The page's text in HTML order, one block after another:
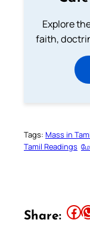
Explore
faith,
Tags: Mass in
Tamil Readings
Share: Share this article on Facebook Share this article on WhatsApp